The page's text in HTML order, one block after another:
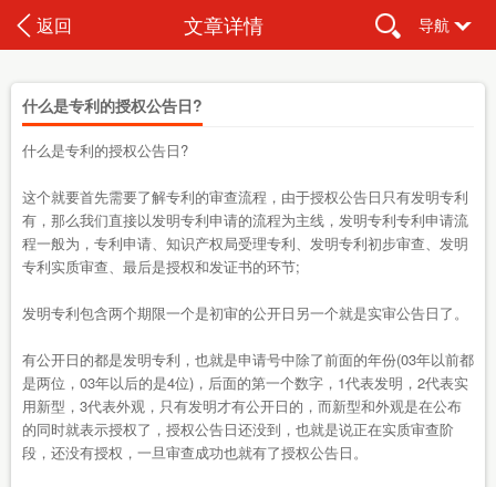
返回 文章详情 导航
什么是专利的授权公告日?
什么是专利的授权公告日?
这个就要首先需要了解专利的审查流程，由于授权公告日只有发明专利
有，那么我们直接以发明专利申请的流程为主线，发明专利专利申请流
程一般为，专利申请、知识产权局受理专利、发明专利初步审查、发明
专利实质审查、最后是授权和发证书的环节;
发明专利包含两个期限一个是初审的公开日另一个就是实审公告日了。
有公开日的都是发明专利，也就是申请号中除了前面的年份(03年以前都
是两位，03年以后的是4位)，后面的第一个数字，1代表发明，2代表实
用新型，3代表外观，只有发明才有公开日的，而新型和外观是在公布
的同时就表示授权了，授权公告日还没到，也就是说正在实质审查阶
段，还没有授权，一旦审查成功也就有了授权公告日。